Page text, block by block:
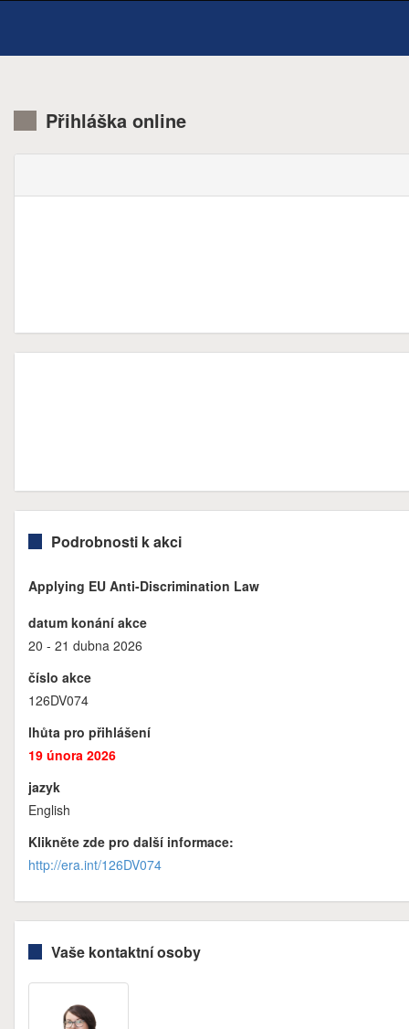
Přihláška online
Podrobnosti k akci
Applying EU Anti-Discrimination Law
datum konání akce
20 - 21 dubna 2026
číslo akce
126DV074
lhůta pro přihlášení
19 února 2026
jazyk
English
Klikněte zde pro další informace:
http://era.int/126DV074
Vaše kontaktní osoby